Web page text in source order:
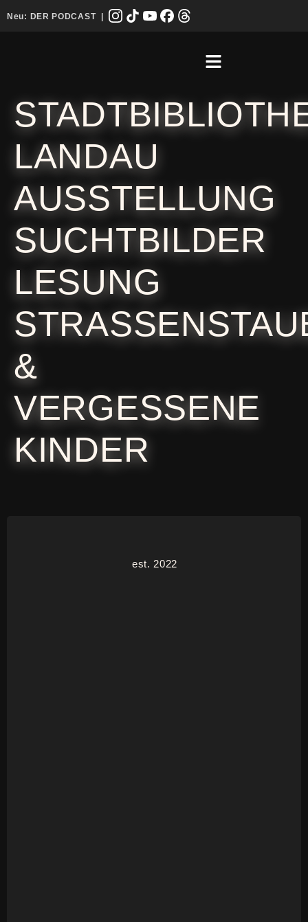
Neu: DER PODCAST|
LANDAU
AUSSTELLUNG
SUCHTBILDER
LESUNG
&
VERGESSENE
KINDER
est. 2022